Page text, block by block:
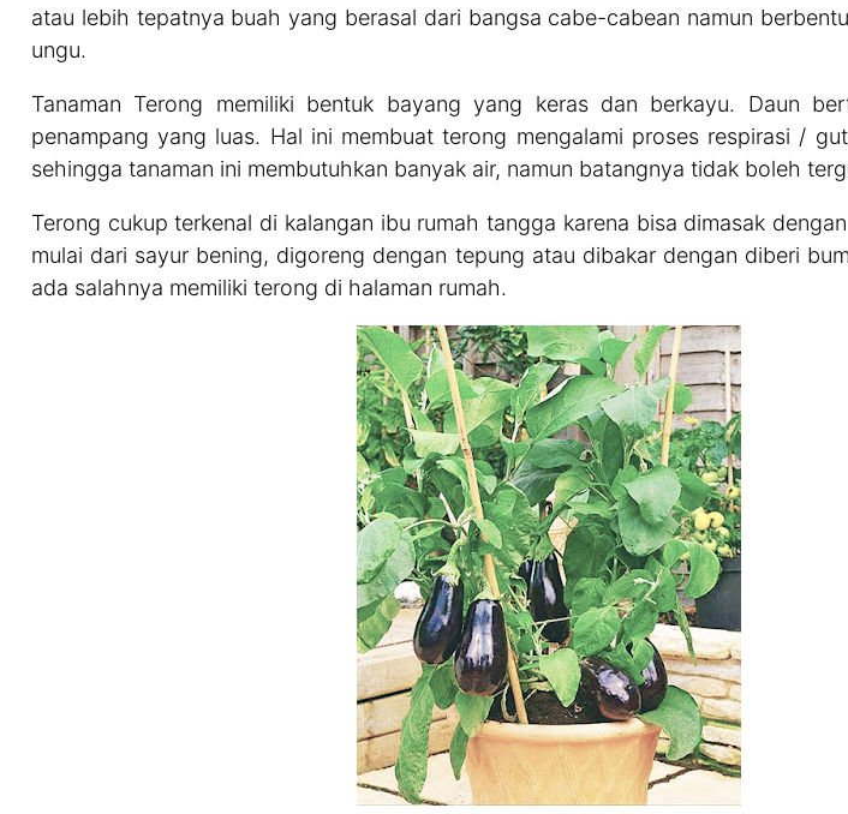
atau lebih tepatnya buah yang berasal dari bangsa cabe-cabean namun
ungu.
Tanaman Terong memiliki bentuk bayang yang keras dan berkayu. Daun
penampang yang luas. Hal ini membuat terong mengalami proses respirasi /
sehingga tanaman ini membutuhkan banyak air, namun batangnya tidak boleh
Terong cukup terkenal di kalangan ibu rumah tangga karena bisa dimasak
mulai dari sayur bening, digoreng dengan tepung atau dibakar dengan diberi
ada salahnya memiliki terong di halaman rumah.